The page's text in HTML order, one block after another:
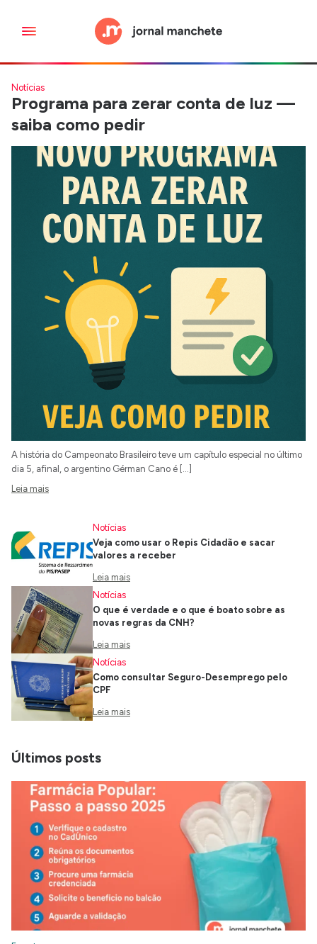
Notícias
Programa para zerar conta de luz —
saiba como pedir
A história do Campeonato Brasileiro teve um capítulo especial no último
dia 5, afinal, o argentino Gérman Cano é […]
Leia mais
Notícias
Veja como usar o Repis Cidadão e sacar
valores a receber
Leia mais
Notícias
O que é verdade e o que é boato sobre as
novas regras da CNH?
Leia mais
Notícias
Como consultar Seguro-Desemprego pelo
CPF
Leia mais
Últimos posts